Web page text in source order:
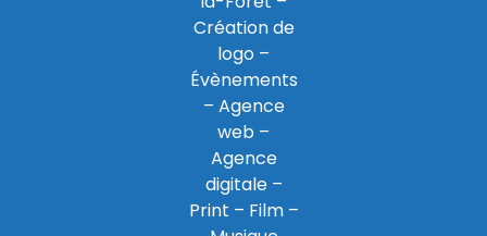
Création de
logo –
Évènements
– Agence
web –
Agence
digitale–
Print – Film –